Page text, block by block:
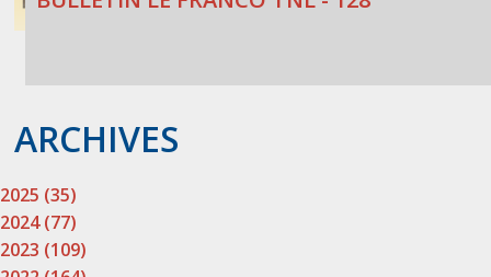
ARCHIVES
2025 (35)
2024 (77)
2023 (109)